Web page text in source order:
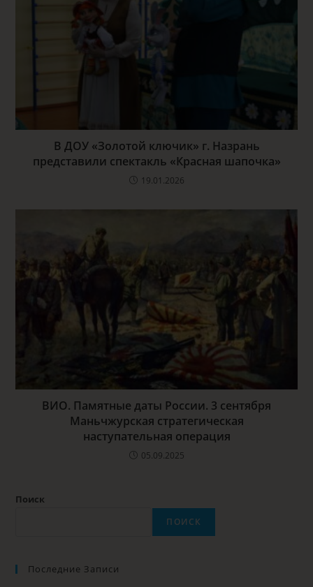
В ДОУ «Золотой ключик» г. Назрань
представили спектакль «Красная шапочка»
19.01.2026
ВИО. Памятные даты России. 3 сентября
Маньчжурская стратегическая
наступательная операция
05.09.2025
Поиск
ПОИСК
Последние Записи